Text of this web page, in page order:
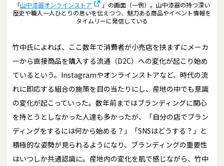
「山中漆器オンラインストア
」の画面（一例）。山中漆器の持つ深い
歴史や職人一人ひとりの思いを伝えつつ、魅力ある商品やイベント情報を
タイムリーに発信している
竹中氏によれば、ここ数年で消費者が小売店を挟まずにメーカ
ーから直接商品を購入する流通（D2C）への変化が起こり始め
ているという。Instagramやオンラインストアなど、時代の流
れに即応する組合の施策を目の当たりにし、産地の中でも意識
の変化が起こっていった。数年前まではブランディングに関心
を持とうとしなかった人達も多かったが、「自分の店でブラン
ディングをするには何から始める？」「SNSはどうする？」と
積極的な姿勢が見られるようになり、ブランディングの重要性
はいつしか共通認識に。産地内の変化を肌で感じながら、竹中